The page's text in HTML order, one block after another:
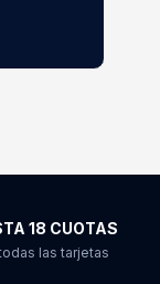
18 CUOTAS
las tarjetas